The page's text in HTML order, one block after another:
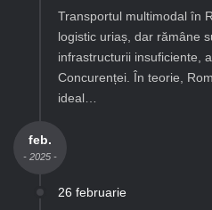
Transportul multimodal în
logistic uriaș, dar rămâne
infrastructurii insuficiente,
Concurenței. În teorie,
ideal…
feb.
- 2025 -
26 februarie